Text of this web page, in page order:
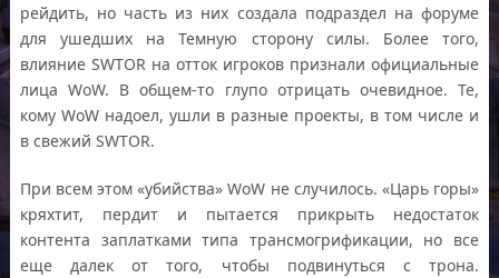
рейдить, но часть из них создала подраздел на форуме
для ушедших на Темную сторону силы. Более того,
влияние SWTOR на отток игроков признали официальные
лица WoW. В общем-то глупо отрицать очевидное. Те,
кому WoW надоел, ушли в разные проекты, в том числе и
в свежий SWTOR.
При всем этом «убийства» WoW не случилось. «Царь горы»
кряхтит, пердит и пытается прикрыть недостаток
контента заплатками типа трансмогрификации, но все
еще далек от того, чтобы подвинуться с трона.